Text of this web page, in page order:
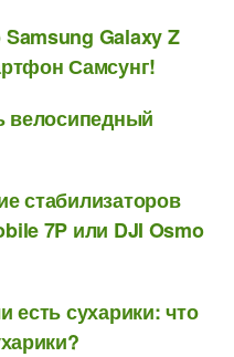
Galaxy Z
Самсунг!
велосипедный
стабилизаторов
7P или DJI Osmo
есть сухарики: что